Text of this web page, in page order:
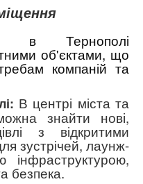
в Тернополі
об'єктами, що
компаній та
В центрі міста та
знайти нові,
з відкритими
зустрічей, лаунж-
безпека.